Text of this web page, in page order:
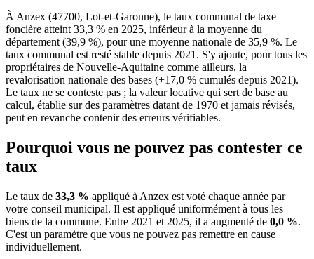
À Anzex (47700, Lot-et-Garonne), le taux communal de taxe
foncière atteint 33,3 % en 2025, inférieur à la moyenne du
département (39,9 %), pour une moyenne nationale de 35,9 %. Le
taux communal est resté stable depuis 2021. S'y ajoute, pour tous les
propriétaires de Nouvelle-Aquitaine comme ailleurs, la
revalorisation nationale des bases (+17,0 % cumulés depuis 2021).
Le taux ne se conteste pas ; la valeur locative qui sert de base au
calcul, établie sur des paramètres datant de 1970 et jamais révisés,
peut en revanche contenir des erreurs vérifiables.
Pourquoi vous ne pouvez pas contester ce
taux
Le taux de 33,3 % appliqué à Anzex est voté chaque année par
votre conseil municipal. Il est appliqué uniformément à tous les
biens de la commune. Entre 2021 et 2025, il a augmenté de 0,0 %.
C'est un paramètre que vous ne pouvez pas remettre en cause
individuellement.